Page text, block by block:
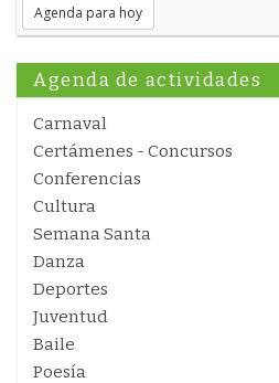
Agenda para hoy
Agenda de actividades
Carnaval
Certámenes - Concursos
Conferencias
Cultura
Semana Santa
Danza
Deportes
Juventud
Baile
Poesía